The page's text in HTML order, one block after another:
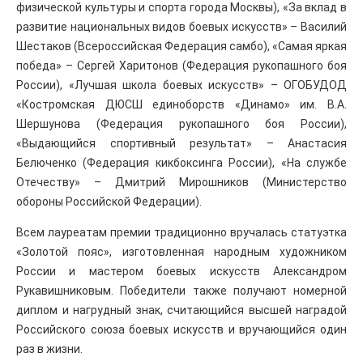
физической культуры и спорта города Москвы), «За вклад в
развитие национальных видов боевых искусств» – Василий
Шестаков (Всероссийская Федерация самбо), «Самая яркая
победа» – Сергей Харитонов (Федерация рукопашного боя
России), «Лучшая школа боевых искусств» – ОГОБУДОД
«Костромская ДЮСШ единоборств «Динамо» им. В.А.
Шершунова (Федерация рукопашного боя России),
«Выдающийся спортивный результат» – Анастасия
Белюченко (Федерация кикбоксинга России), «На службе
Отечеству» – Дмитрий Мирошников (Министерство
обороны Российской Федерации).
Всем лауреатам премии традиционно вручалась статуэтка
«Золотой пояс», изготовленная народным художником
России и мастером боевых искусств Александром
Рукавишниковым. Победители также получают номерной
диплом и нагрудный знак, считающийся высшей наградой
Российского союза боевых искусств и вручающийся один
раз в жизни.